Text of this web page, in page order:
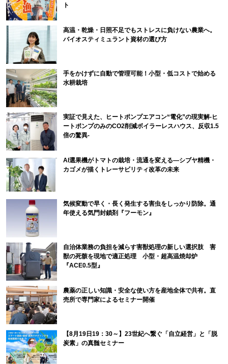
ト
高温・乾燥・日照不足でもストレスに負けない農業へ。
バイオスティミュラント資材の選び方
手をかけずに自動で管理可能！小型・低コストで始める
水耕栽培
実証で見えた、ヒートポンプエアコン“電化”の現実解-ヒ
ートポンプのみのCO2削減ボイラーレスハウス、反収1.5
倍の驚異-
AI選果機がトマトの栽培・流通を変える―シブヤ精機・
カゴメが描くトレーサビリティ改革の未来
気候変動で早く・長く発生する害虫をしっかり防除。通
年使える気門封鎖剤『フーモン』
自治体業務の負担を減らす害獣処理の新しい選択肢 害
獣の死骸を現地で適正処理 小型・超高温焼却炉
『ACE0.5型』
農薬の正しい知識・安全な使い方を産地全体で共有。直
売所で専門家によるセミナー開催
【8月19日19：30～】23世紀へ繋ぐ「自立経営」と「脱
炭素」の真髄セミナー